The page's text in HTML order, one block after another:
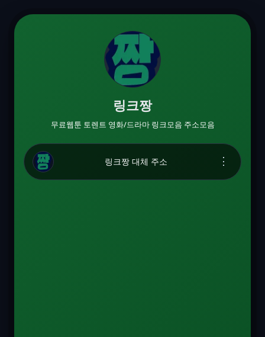
링크짱
무료웹툰 토렌트 영화/드라마 링크모음 주소모음
링크짱 대체 주소 ⋮